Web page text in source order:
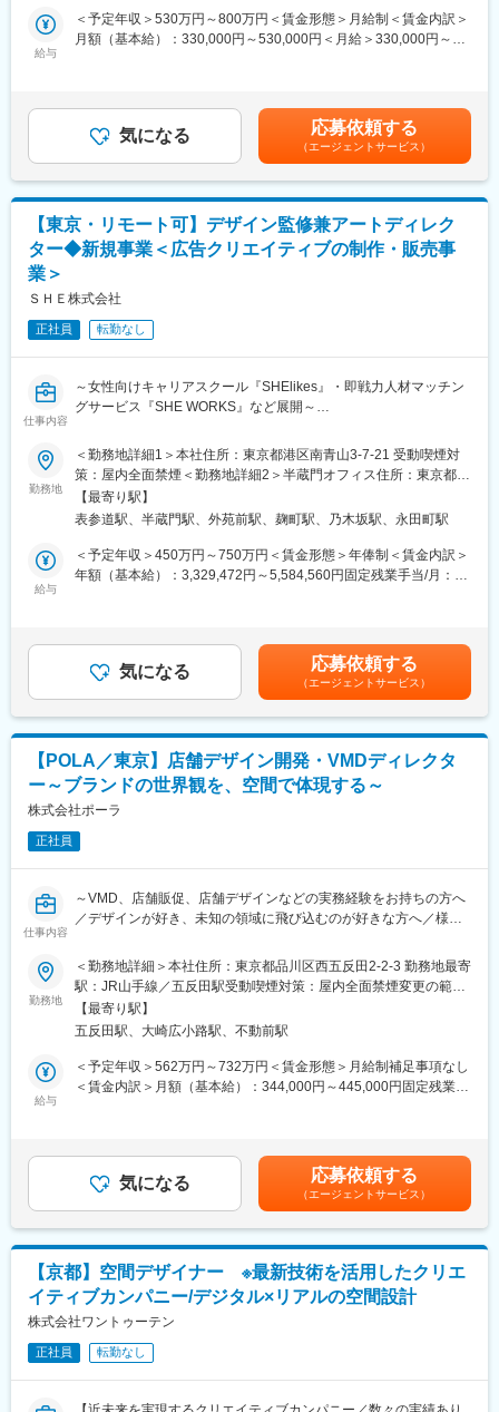
■就業環境
■想定されるキャリアパス
実績に応じてスピーディーな昇格や新規事業責任者等へのキャリ
アアップが可能です。
■企業について
Limeは、2030年に「10社100億1000店舗」を目指す成長企業で
す。「起業家集団」を組織テーマに掲げ、美容・不動産・D2C・
す。
若手組織でありながら、2022年以降、約3年で美容サロンを200店
舗まで拡大し、売上も年平均200％で成長を続けています。
変更の範囲：会社の定める業務
・IP活用プロジェクトにおけるクリエイティブコンセプト設計、
アートディレクション
・原作、版元のトーン＆マナーやレギュレーションを踏まえた世
タルコンテンツ、映像などのクリエイティブディレクション
・社内デザイナーや外部制作パートナーへのディレクション、制
作進行・品質管理
体験設計・企画提案
「立ち上げフェーズの組織で、事業・クリエイティブ基盤づくり
新設された専門組織のため、案件を推進するだけではなく、今後
自身の経験や専門性を活かしながら、新しい事業領域を成長させ
ていく経験ができます。
「IPの世界観を“体験”として届けるクリエイティブに挑戦できる」
アニメやゲームなどのIPが持つ魅力を、グラフィックだけで表現
するのではなく、空間・映像・デジタルなど複数の表現手法を組
み合わせながら、ファンの記憶に残る体験へと昇華できます。
出せるポジションです。
一つの領域だけでは実現できない、複合的な体験づくりにチーム
変更の範囲：会社の定める業務
給与
＜予定年収＞530万円～800万円＜賃金形態＞月給制＜賃金内訳＞
月額（基本給）：330,000円～530,000円＜月給＞330,000円～
管理監督職相当での採用の場合、時間外労働・休日労働手当の支
給はありません。（当社では、専門職の場合でも処遇上の取り扱
いが管理監督職相当となる場合があります）賃金はあくまでも目
安の金額であり、選考を通じて上下する可能性があります。月給
(月額)は固定手当を含めた表記です。
気になる 応募依頼する
（エージェントサービス）
【東京・リモート可】デザイン監修兼アートディレク
ター◆新規事業＜広告クリエイティブの制作・販売事
業＞
ＳＨＥ株式会社
正社員 転勤なし
仕事内容
～女性向けキャリアスクール『SHElikes』・即戦力人材マッチン
グサービス『SHE WORKS』など展開～
■入社後のミッション：
新規事業のデザイン監修者として、多様な与件に対しての制作物
の品質管理やデザインディレクションを担います。事業立ち上げ
の初期フェーズでは縦型動画広告のデザイン監修がメインとなり
ますが、今後はLP等その他のWebクリエイティブのデザインディ
レクションや監修等も対応いただく予定です。
■業務内容：
・商材のトンマナやデザインガイドラインの遵守チェック
・新規事業としての生産性向上のための仕組みの起案～実装推進
・平日週5日（1日8時間目安）稼働
■募集背景：
資金調達額累計44億円を達成した当社は、主力事業である
培ってきたマーケティングノウハウ・広告クリエイティブの制作
力を武器に、新たな事業を立ち上げ、更なる収益基盤の確立と多
す。
今回は新規事業として立ち上がった「広告クリエイティブの制作
■魅力：
・新規事業立ち上げという0⇒1の挑戦を通して、様々な経験やス
キルを磨くことができる
支援の経験ができる
・新たな収益基盤として手触り感のある事業貢献を感じることが
変更の範囲：会社の定める業務
勤務地
＜勤務地詳細1＞本社住所：東京都港区南青山3-7-21 受動喫煙対
策：屋内全面禁煙＜勤務地詳細2＞半蔵門オフィス住所：東京都千
代田区麹町2丁目3-2 We Work 半蔵門 PREX North受動喫煙対策：
屋内全面禁煙変更の範囲：会社の定める事業所（リモートワーク
【最寄り駅】
表参道駅、半蔵門駅、外苑前駅、麹町駅、乃木坂駅、永田町駅
給与
＜予定年収＞450万円～750万円＜賃金形態＞年俸制＜賃金内訳＞
年額（基本給）：3,329,472円～5,584,560円固定残業手当/月：
給与補足＞※上記はあくまでイメージとなります。実際の年俸につ
いては選考の中で決定させていただきます。賃金はあくまでも目
安の金額であり、選考を通じて上下する可能性があります。月給
(月額)は固定手当を含めた表記です。
気になる 応募依頼する
（エージェントサービス）
【POLA／東京】店舗デザイン開発・VMDディレクタ
ー～ブランドの世界観を、空間で体現する～
株式会社ポーラ
正社員
仕事内容
～VMD、店舗販促、店舗デザインなどの実務経験をお持ちの方へ
／デザインが好き、未知の領域に飛び込むのが好きな方へ／様々
フレックス制度有～
◆職務内容
弊社のブランドデザイン部、ショップ・VMD開発チームにて、店
舗デザインや店舗設計、VMD関連の業務をお任せいたします。
◆業務内容詳細
【VMDディレクション業務】
・装花展示の計画 ・店舗内の音や香りの開発業務
【店舗デザイン開発に伴う業務】
【その他上記に関わる諸業務】
※ディレクションをする店舗について
国内＆海外の百貨店、免税店、専門店 等
勤務地
＜勤務地詳細＞本社住所：東京都品川区西五反田2-2-3 勤務地最寄
駅：JR山手線／五反田駅受動喫煙対策：屋内全面禁煙変更の範
囲：会社の定める事業所（リモートワーク含む）
【最寄り駅】
五反田駅、大崎広小路駅、不動前駅
給与
＜予定年収＞562万円～732万円＜賃金形態＞月給制補足事項なし
＜賃金内訳＞月額（基本給）：344,000円～445,000円固定残業手
＞※賞与：年2回（夏・冬）※固定残業時間の超過分については別
途支給。金額・時間については職務・グレードによる変動がござ
います。※業務内容・期待役割・制度と連動したミッショングレー
ド制※昇給：年2回（4月・10月）※これまでのご経験やスキル等を
考慮の上、決定させて頂きます。賃金はあくまでも目安の金額で
あり、選考を通じて上下する可能性があります。月給(月額)は固定
手当を含めた表記です。
気になる 応募依頼する
（エージェントサービス）
【京都】空間デザイナー ※最新技術を活用したクリエ
イティブカンパニー/デジタル×リアルの空間設計
株式会社ワントゥーテン
正社員 転勤なし